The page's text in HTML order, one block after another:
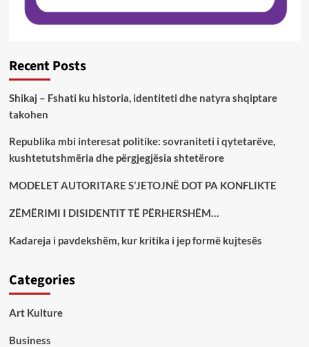
Recent Posts
Shikaj – Fshati ku historia, identiteti dhe natyra shqiptare
takohen
Republika mbi interesat politike: sovraniteti i qytetarëve,
kushtetutshmëria dhe përgjegjësia shtetërore
MODELET AUTORITARE S’JETOJNË DOT PA KONFLIKTE
ZËMËRIMI I DISIDENTIT TË PËRHERSHËM…
Kadareja i pavdekshëm, kur kritika i jep formë kujtesës
Categories
Art Kulture
Business